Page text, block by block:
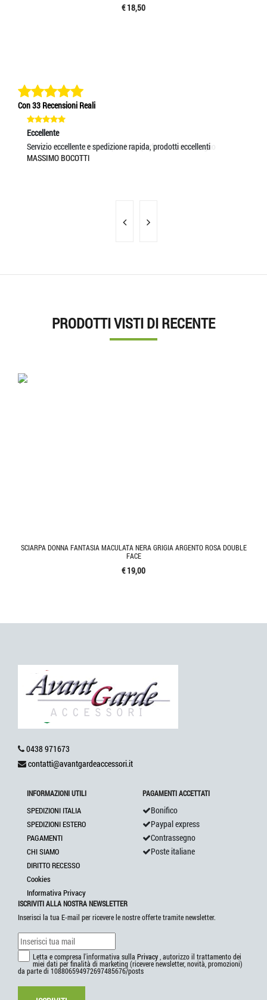
€ 18,50
Con 33 Recensioni Reali
Eccellente
Una piacevole sorpresa! Il prodotto perfetto, ancora meglio
MAURIZIO GOBBI
Eccellente
Servizio eccellente e spedizione rapida, prodotti eccellenti
MASSIMO BOCOTTI
PRODOTTI VISTI DI RECENTE
'.'
SCIARPA DONNA FANTASIA MACULATA NERA GRIGIA ARGENTO ROSA DOUBLE
FACE
€ 19,00
0438 971673
contatti@avantgardeaccessori.it
INFORMAZIONI UTILI
SPEDIZIONI ITALIA
SPEDIZIONI ESTERO
PAGAMENTI
CHI SIAMO
DIRITTO RECESSO
Cookies
Informativa Privacy
PAGAMENTI ACCETTATI
Bonifico
Paypal express
Contrassegno
Poste italiane
ISCRIVITI ALLA NOSTRA NEWSLETTER
Inserisci la tua E-mail per ricevere le nostre offerte tramite newsletter.
Letta e compresa l'informativa sulla Privacy, autorizzo il trattamento dei
miei dati per finalità di marketing (ricevere newsletter, novità, promozioni)
da parte di 108806594972697485676/posts